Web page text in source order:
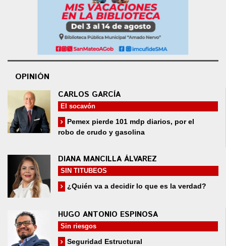
OPINIÓN
CARLOS GARCÍA
El socavón
Pemex pierde 101 mdp diarios, por el
robo de crudo y gasolina
DIANA MANCILLA ÁLVAREZ
SIN TITUBEOS
¿Quién va a decidir lo que es la verdad?
HUGO ANTONIO ESPINOSA
Sin riesgos
Seguridad Estructural